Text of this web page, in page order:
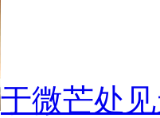
于微芒处